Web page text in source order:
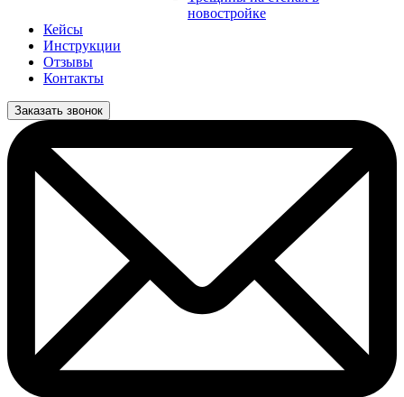
новостройке
Кейсы
Инструкции
Отзывы
Контакты
Заказать звонок